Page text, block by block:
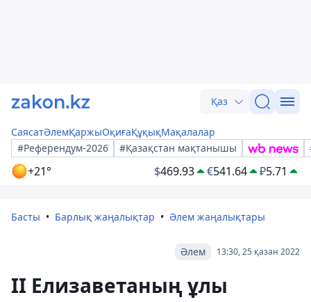
Қаз
СаясатӘлемҚаржыОқиғаҚұқықМақалалар
#Референдум-2026
#Қазақстан мақтанышы
+21° $469.93 €541.64 ₽5.71
Басты Барлық жаңалықтар Әлем жаңалықтары
13:30, 25 қазан 2022
Әлем
II Елизаветаның ұлы